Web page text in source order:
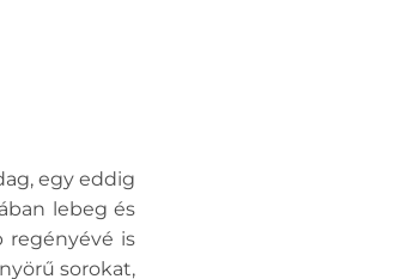
egy eddig
lebeg és
regényévé is
sorokat,